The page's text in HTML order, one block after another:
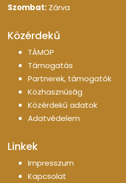
Szombat: Zárva
Közérdekű
TÁMOP
Támogatás
Partnerek, támogatók
Közhasznúság
Közérdekű adatok
Adatvédelem
Linkek
Impresszum
Kapcsolat